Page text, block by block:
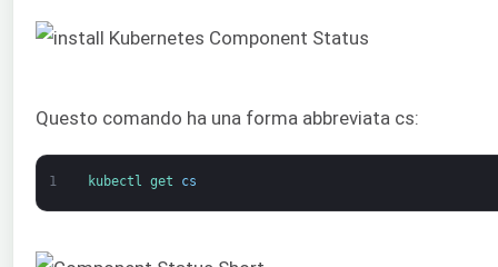
Questo comando ha una forma abbreviata cs:
1 kubectl get cs